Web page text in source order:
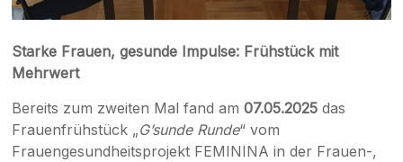
Starke Frauen, gesunde Impulse: Frühstück mit
Mehrwert
Bereits zum zweiten Mal fand am07.05.2025das
Frauenfrühstück „G’sunde Runde“ vom
Frauengesundheitsprojekt FEMININA in der Frauen-,